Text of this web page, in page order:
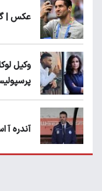
عکس |
وکیل
آندره آ